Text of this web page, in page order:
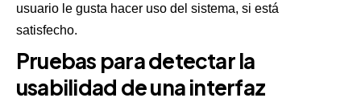
usuario le gusta hacer uso del sistema, si está
satisfecho.
Pruebas para detectar la
usabilidad de una interfaz